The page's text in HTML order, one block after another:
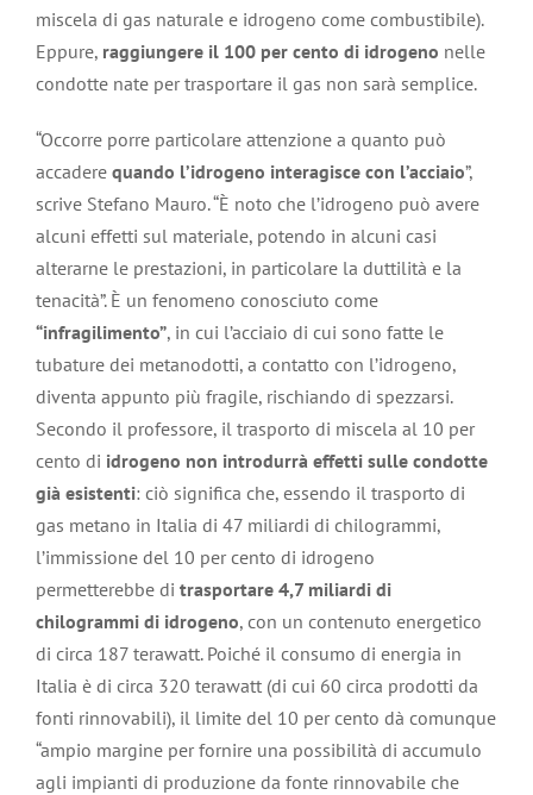
miscela di gas naturale e idrogeno come combustibile).
Eppure, raggiungere il 100 per cento di idrogeno nelle
condotte nate per trasportare il gas non sarà semplice.
“Occorre porre particolare attenzione a quanto può
accadere quando l’idrogeno interagisce con l’acciaio”,
scrive Stefano Mauro. “È noto che l’idrogeno può avere
alcuni effetti sul materiale, potendo in alcuni casi
alterarne le prestazioni, in particolare la duttilità e la
tenacità”. È un fenomeno conosciuto come
“infragilimento”, in cui l’acciaio di cui sono fatte le
tubature dei metanodotti, a contatto con l’idrogeno,
diventa appunto più fragile, rischiando di spezzarsi.
Secondo il professore, il trasporto di miscela al 10 per
cento di idrogeno non introdurrà effetti sulle condotte
già esistenti: ciò significa che, essendo il trasporto di
gas metano in Italia di 47 miliardi di chilogrammi,
l’immissione del 10 per cento di idrogeno
permetterebbe di trasportare 4,7 miliardi di
chilogrammi di idrogeno, con un contenuto energetico
di circa 187 terawatt. Poiché il consumo di energia in
Italia è di circa 320 terawatt (di cui 60 circa prodotti da
fonti rinnovabili), il limite del 10 per cento dà comunque
“ampio margine per fornire una possibilità di accumulo
agli impianti di produzione da fonte rinnovabile che